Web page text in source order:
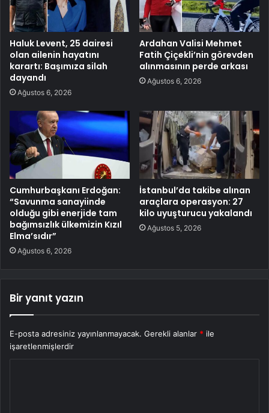
Haluk Levent, 25 dairesi
olan ailenin hayatını
karartı: Başımıza silah
dayandı
Ağustos 6, 2026
Ardahan Valisi Mehmet
Fatih Çiçekli’nin görevden
alınmasının perde arkası
Ağustos 6, 2026
Cumhurbaşkanı Erdoğan:
“Savunma sanayiinde
olduğu gibi enerjide tam
bağımsızlık ülkemizin Kızıl
Elma’sıdır”
Ağustos 6, 2026
İstanbul’da takibe alınan
araçlara operasyon: 27
kilo uyuşturucu yakalandı
Ağustos 5, 2026
Bir yanıt yazın
E-posta adresiniz yayınlanmayacak. Gerekli alanlar * ile
işaretlenmişlerdir